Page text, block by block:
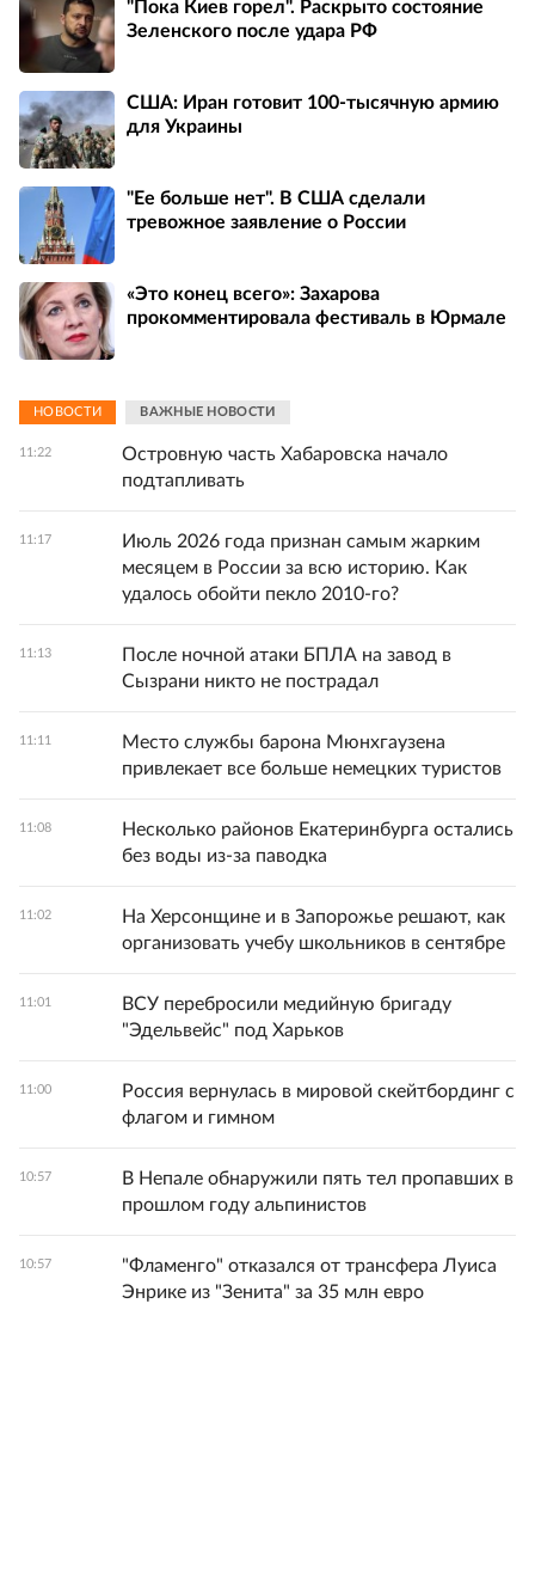
"Пока Киев горел". Раскрыто состояние
Зеленского после удара РФ
США: Иран готовит 100-тысячную армию
для Украины
"Ее больше нет". В США сделали
тревожное заявление о России
«Это конец всего»: Захарова
прокомментировала фестиваль в Юрмале
НОВОСТИ ВАЖНЫЕ НОВОСТИ
11:22
Островную часть Хабаровска начало
подтапливать
11:17
Июль 2026 года признан самым жарким
месяцем в России за всю историю. Как
удалось обойти пекло 2010-го?
11:13
После ночной атаки БПЛА на завод в
Сызрани никто не пострадал
11:11
Место службы барона Мюнхгаузена
привлекает все больше немецких туристов
11:08
Несколько районов Екатеринбурга остались
без воды из-за паводка
11:02
На Херсонщине и в Запорожье решают, как
организовать учебу школьников в сентябре
11:01
ВСУ перебросили медийную бригаду
"Эдельвейс" под Харьков
11:00
Россия вернулась в мировой скейтбординг с
флагом и гимном
10:57
В Непале обнаружили пять тел пропавших в
прошлом году альпинистов
10:57
"Фламенго" отказался от трансфера Луиса
Энрике из "Зенита" за 35 млн евро